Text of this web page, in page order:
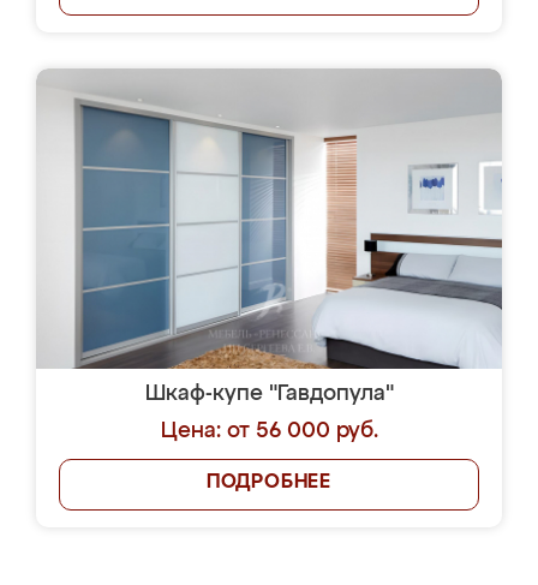
Шкаф-купе "Гавдопула"
Цена: от 56 000 руб.
ПОДРОБНЕЕ